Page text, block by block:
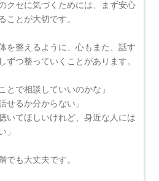
クセに気づくためには、まず安心
ことが大切です。
を整えるように、心もまた、話す
ずつ整っていくことがあります。
とで相談していいのかな」
せるか分からない」
いてほしいけれど、身近な人には
」
でも大丈夫です。